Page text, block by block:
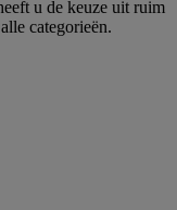
u de keuze uit ruim
categorieën.